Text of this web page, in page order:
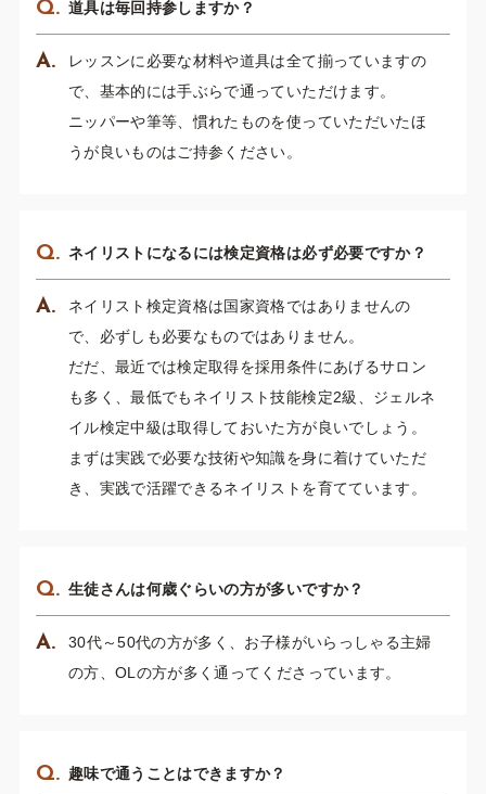
道具は毎回持参しますか？
レッスンに必要な材料や道具は全て揃っていますの
で、基本的には手ぶらで通っていただけます。
ニッパーや筆等、慣れたものを使っていただいたほ
うが良いものはご持参ください。
ネイリストになるには検定資格は必ず必要ですか？
ネイリスト検定資格は国家資格ではありませんの
で、必ずしも必要なものではありません。
だだ、最近では検定取得を採用条件にあげるサロン
も多く、最低でもネイリスト技能検定2級、ジェルネ
イル検定中級は取得しておいた方が良いでしょう。
まずは実践で必要な技術や知識を身に着けていただ
き、実践で活躍できるネイリストを育てています。
生徒さんは何歳ぐらいの方が多いですか？
30代～50代の方が多く、お子様がいらっしゃる主婦
の方、OLの方が多く通ってくださっています。
趣味で通うことはできますか？